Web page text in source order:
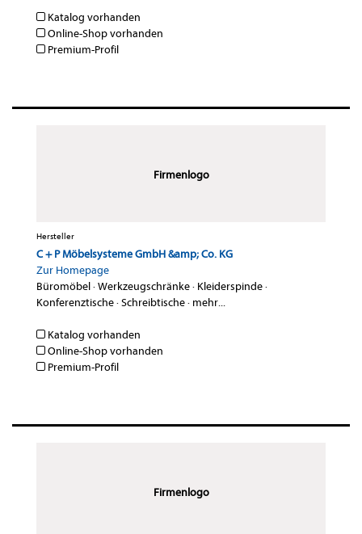
Katalog vorhanden
Online-Shop vorhanden
Premium-Profil
Firmenlogo
Hersteller
C + P Möbelsysteme GmbH &amp; Co. KG
Zur Homepage
Büromöbel·Werkzeugschränke· Kleiderspinde·
Konferenztische·Schreibtische· mehr...
Katalog vorhanden
Online-Shop vorhanden
Premium-Profil
Firmenlogo